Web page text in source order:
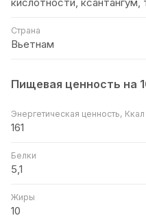
Страна
Вьетнам
Пищевая ценность на
Энергетическая ценность, Ккал
161
Белки
5,1
Жиры
10